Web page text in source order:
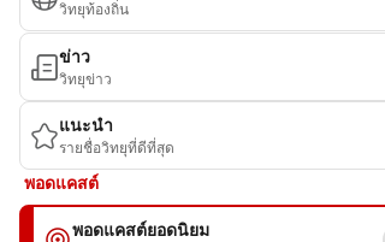
วิทยุท้องถิ่น
ข่าว
วิทยุข่าว
แนะนำ
รายชื่อวิทยุที่ดีที่สุด
พอดแคสต์
พอดแคสต์ยอดนิยม